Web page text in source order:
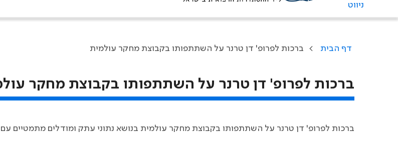
ניווט
דף הבית ברכות לפרופ' דן טרנר על השתתפותו בקבוצת מחקר עולמית
ברכות לפרופ' דן טרנר על השתתפותו בקבוצת מחקר
ברכות לפרופ' דן טרנר על השתתפותו בקבוצת מחקר עולמית בנושא נתוני עתק ומודלים מתמטיים עם